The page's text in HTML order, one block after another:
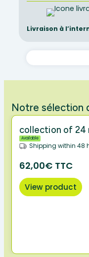
Livraison à
Notre sélection
collection of 24
Available
Shipping within 48
62,00€ TTC
View product